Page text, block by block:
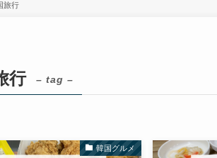
旅行
行 – tag –
韓国グルメ